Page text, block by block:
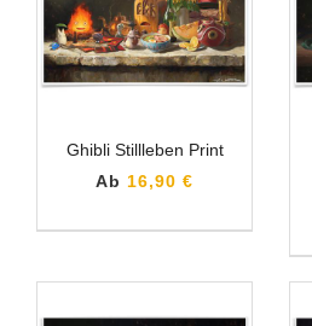
Ghibli Stillleben Print
Ab 16,90 €